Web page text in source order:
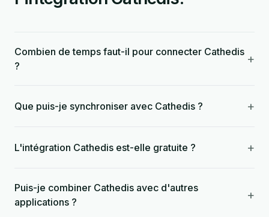
Combien de temps faut-il pour connecter Cathedis
?
+
Que puis-je synchroniser avec Cathedis ? +
L'intégration Cathedis est-elle gratuite ? +
Puis-je combiner Cathedis avec d'autres
applications ?
+